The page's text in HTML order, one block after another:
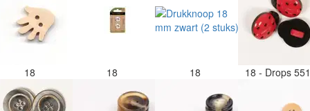
18 18 18 18 - Drops